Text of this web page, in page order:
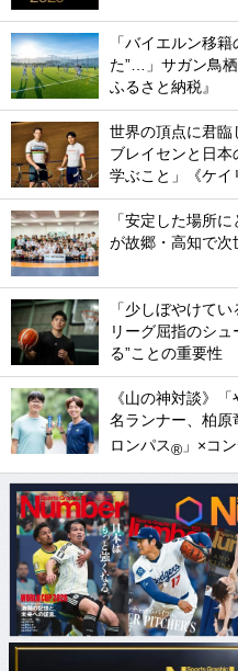
「バイエルン移
た”…」サガン鳥
ふるさと納税』
世界の頂点に君臨
ブレイセンと日本
学ぶこと」《ケイ
「安定した場所
が故郷・高知で次
「少しぼやけて
リーグ屈指のシュ
る”ことの重要性
《山の神対談》
名ランナー、柏原
ロンパス® 」×コ